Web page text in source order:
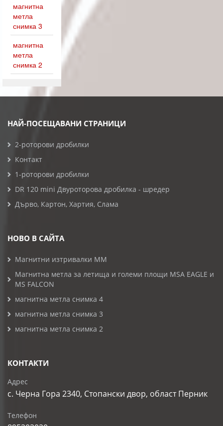
магнитна
метла
снимка 3
магнитна
метла
снимка 2
НАЙ-ПОСЕЩАВАНИ СТРАНИЦИ
2-роторови дробилки
Контакт
1-роторови дробилки
DR 120 mini Двуроторова дробилка - шредер
Дърво, Картон, Хартия, Слама
НОВО В САЙТА
Магнитни изтривалки MM
Магнитна метла за летища и големи площи MSA EAGLE и
MS FALCON
магнитна метла снимка 4
магнитна метла снимка 3
магнитна метла снимка 2
КОНТАКТИ
Адрес
с. Черна Гора 2340, Стопански двор, област Перник
Телефон